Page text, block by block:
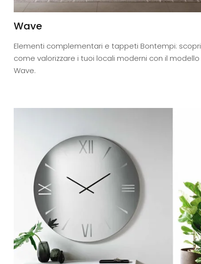
Wave
Elementi complementari e tappeti Bontempi: scopri
come valorizzare i tuoi locali moderni con il modello
Wave.